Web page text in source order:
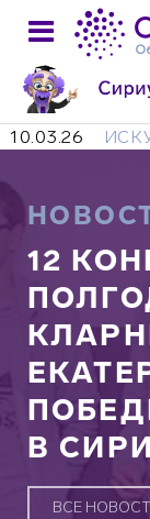
10.03.26
12
В
ВСЕ